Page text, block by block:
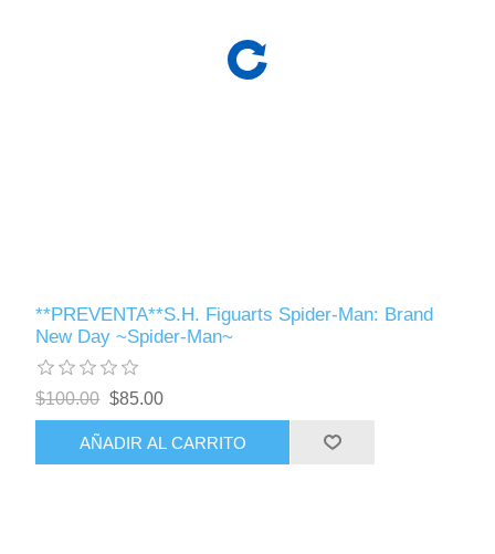
**PREVENTA**S.H. Figuarts Spider-Man: Brand
New Day ~Spider-Man~
$100.00 $85.00
AÑADIR AL CARRITO